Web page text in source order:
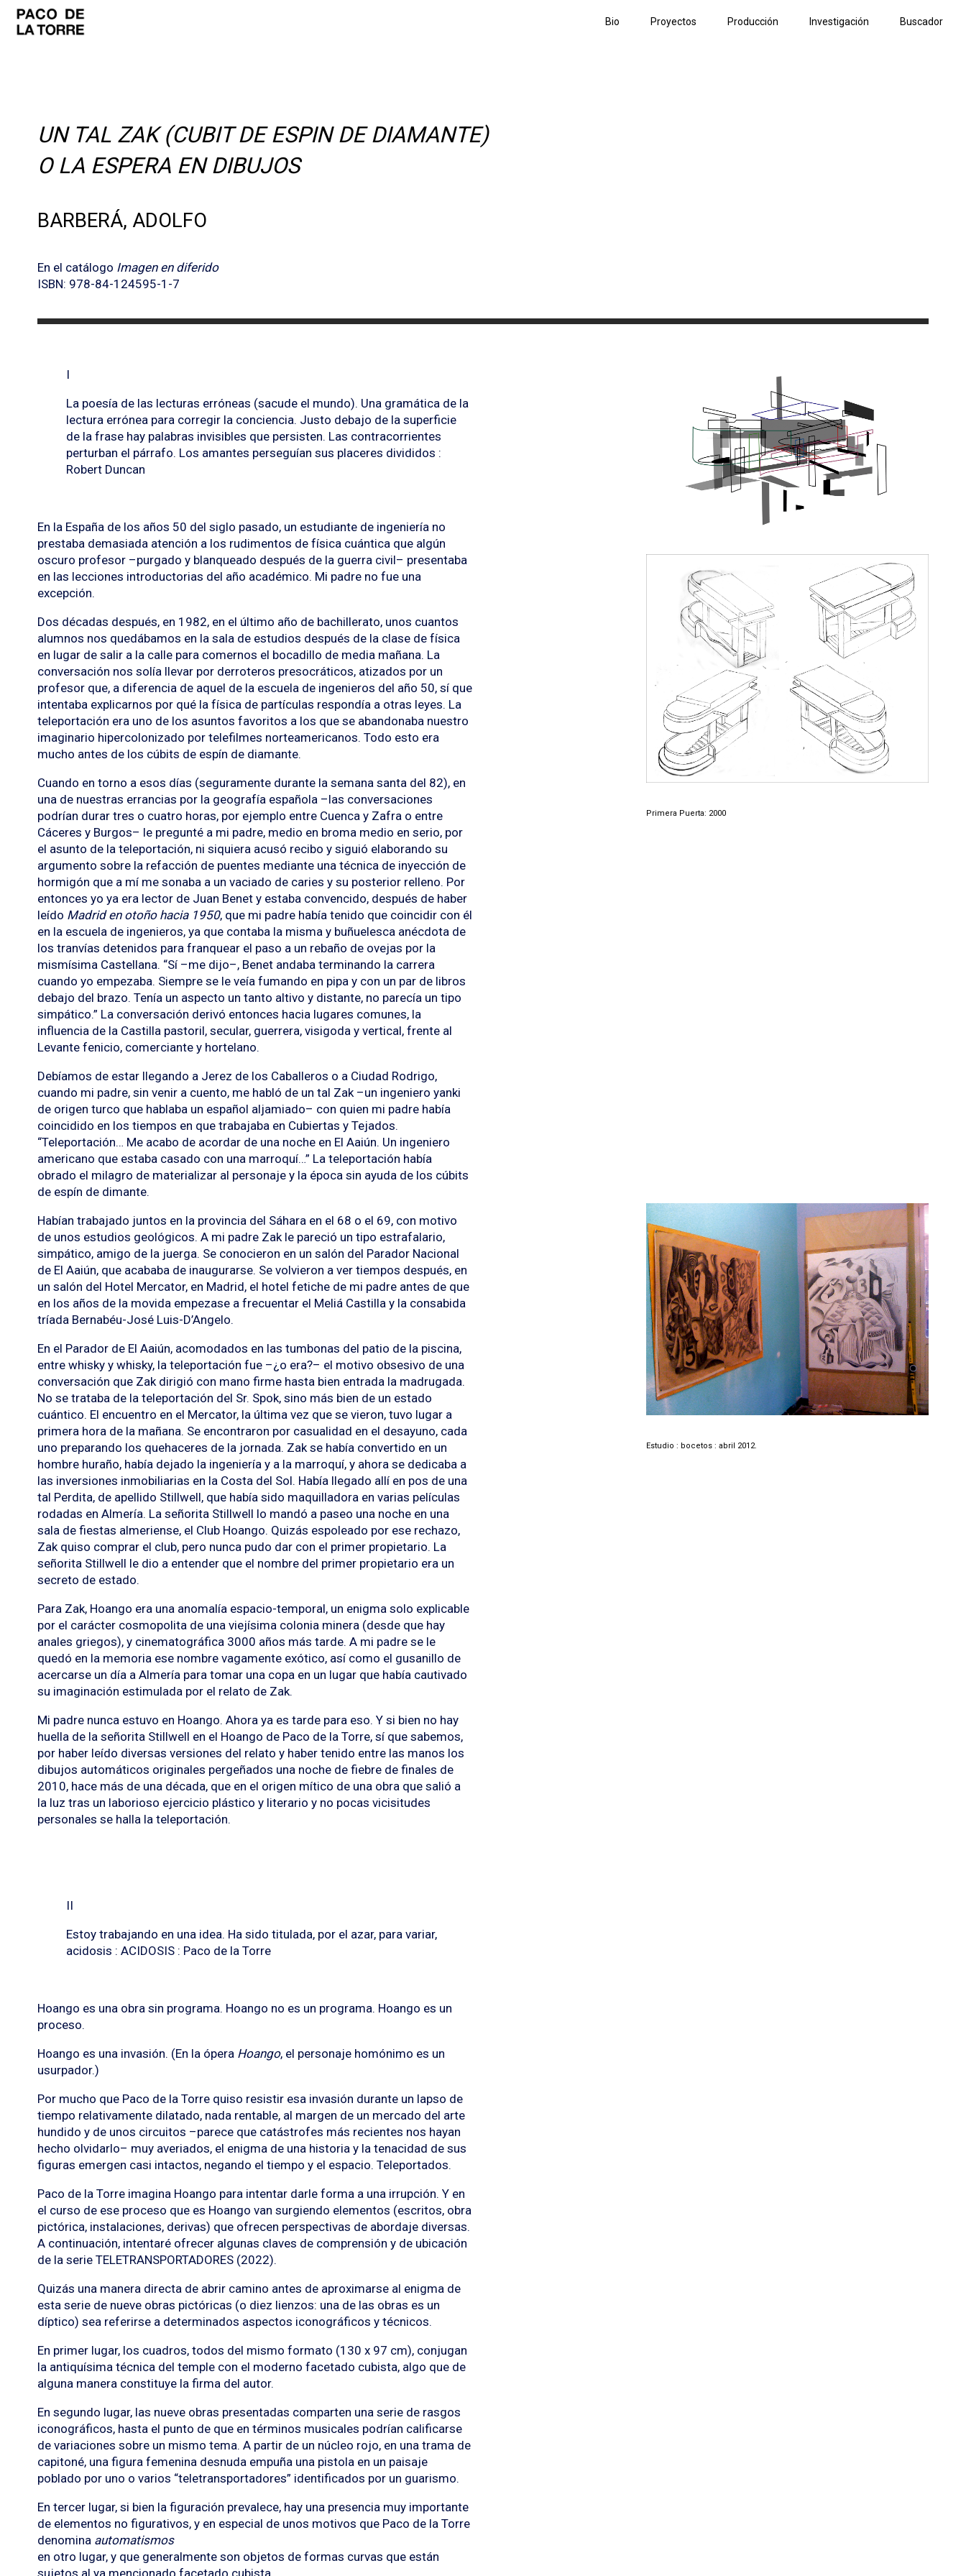
Bio Proyectos Producción Investigación Buscador
UN TAL ZAK (CUBIT DE ESPIN DE DIAMANTE)
O LA ESPERA EN DIBUJOS
BARBERÁ, ADOLFO
En el catálogo Imagen en diferido
ISBN: 978-84-124595-1-7
I
La poesía de las lecturas erróneas (sacude el mundo). Una gramática de la
lectura errónea para corregir la conciencia. Justo debajo de la superficie
de la frase hay palabras invisibles que persisten. Las contracorrientes
perturban el párrafo. Los amantes perseguían sus placeres divididos :
Robert Duncan
En la España de los años 50 del siglo pasado, un estudiante de ingeniería no
prestaba demasiada atención a los rudimentos de física cuántica que algún
oscuro profesor –purgado y blanqueado después de la guerra civil– presentaba
en las lecciones introductorias del año académico. Mi padre no fue una
excepción.
Dos décadas después, en 1982, en el último año de bachillerato, unos cuantos
alumnos nos quedábamos en la sala de estudios después de la clase de física
en lugar de salir a la calle para comernos el bocadillo de media mañana. La
conversación nos solía llevar por derroteros presocráticos, atizados por un
profesor que, a diferencia de aquel de la escuela de ingenieros del año 50, sí que
intentaba explicarnos por qué la física de partículas respondía a otras leyes. La
teleportación era uno de los asuntos favoritos a los que se abandonaba nuestro
imaginario hipercolonizado por telefilmes norteamericanos. Todo esto era
mucho antes de los cúbits de espín de diamante.
Cuando en torno a esos días (seguramente durante la semana santa del 82), en
una de nuestras errancias por la geografía española –las conversaciones
podrían durar tres o cuatro horas, por ejemplo entre Cuenca y Zafra o entre
Cáceres y Burgos– le pregunté a mi padre, medio en broma medio en serio, por
el asunto de la teleportación, ni siquiera acusó recibo y siguió elaborando su
argumento sobre la refacción de puentes mediante una técnica de inyección de
hormigón que a mí me sonaba a un vaciado de caries y su posterior relleno. Por
entonces yo ya era lector de Juan Benet y estaba convencido, después de haber
leído Madrid en otoño hacia 1950, que mi padre había tenido que coincidir con él
en la escuela de ingenieros, ya que contaba la misma y buñuelesca anécdota de
los tranvías detenidos para franquear el paso a un rebaño de ovejas por la
mismísima Castellana. “Sí –me dijo–, Benet andaba terminando la carrera
cuando yo empezaba. Siempre se le veía fumando en pipa y con un par de libros
debajo del brazo. Tenía un aspecto un tanto altivo y distante, no parecía un tipo
simpático.” La conversación derivó entonces hacia lugares comunes, la
influencia de la Castilla pastoril, secular, guerrera, visigoda y vertical, frente al
Levante fenicio, comerciante y hortelano.
Debíamos de estar llegando a Jerez de los Caballeros o a Ciudad Rodrigo,
cuando mi padre, sin venir a cuento, me habló de un tal Zak –un ingeniero yanki
de origen turco que hablaba un español aljamiado– con quien mi padre había
coincidido en los tiempos en que trabajaba en Cubiertas y Tejados.
“Teleportación… Me acabo de acordar de una noche en El Aaiún. Un ingeniero
americano que estaba casado con una marroquí…” La teleportación había
obrado el milagro de materializar al personaje y la época sin ayuda de los cúbits
de espín de dimante.
Habían trabajado juntos en la provincia del Sáhara en el 68 o el 69, con motivo
de unos estudios geológicos. A mi padre Zak le pareció un tipo estrafalario,
simpático, amigo de la juerga. Se conocieron en un salón del Parador Nacional
de El Aaiún, que acababa de inaugurarse. Se volvieron a ver tiempos después, en
un salón del Hotel Mercator, en Madrid, el hotel fetiche de mi padre antes de que
en los años de la movida empezase a frecuentar el Meliá Castilla y la consabida
tríada Bernabéu-José Luis-D’Angelo.
En el Parador de El Aaiún, acomodados en las tumbonas del patio de la piscina,
entre whisky y whisky, la teleportación fue –¿o era?– el motivo obsesivo de una
conversación que Zak dirigió con mano firme hasta bien entrada la madrugada.
No se trataba de la teleportación del Sr. Spok, sino más bien de un estado
cuántico. El encuentro en el Mercator, la última vez que se vieron, tuvo lugar a
primera hora de la mañana. Se encontraron por casualidad en el desayuno, cada
uno preparando los quehaceres de la jornada. Zak se había convertido en un
hombre huraño, había dejado la ingeniería y a la marroquí, y ahora se dedicaba a
las inversiones inmobiliarias en la Costa del Sol. Había llegado allí en pos de una
tal Perdita, de apellido Stillwell, que había sido maquilladora en varias películas
rodadas en Almería. La señorita Stillwell lo mandó a paseo una noche en una
sala de fiestas almeriense, el Club Hoango. Quizás espoleado por ese rechazo,
Zak quiso comprar el club, pero nunca pudo dar con el primer propietario. La
señorita Stillwell le dio a entender que el nombre del primer propietario era un
secreto de estado.
Para Zak, Hoango era una anomalía espacio-temporal, un enigma solo explicable
por el carácter cosmopolita de una viejísima colonia minera (desde que hay
anales griegos), y cinematográfica 3000 años más tarde. A mi padre se le
quedó en la memoria ese nombre vagamente exótico, así como el gusanillo de
acercarse un día a Almería para tomar una copa en un lugar que había cautivado
su imaginación estimulada por el relato de Zak.
Mi padre nunca estuvo en Hoango. Ahora ya es tarde para eso. Y si bien no hay
huella de la señorita Stillwell en el Hoango de Paco de la Torre, sí que sabemos,
por haber leído diversas versiones del relato y haber tenido entre las manos los
dibujos automáticos originales pergeñados una noche de fiebre de finales de
2010, hace más de una década, que en el origen mítico de una obra que salió a
la luz tras un laborioso ejercicio plástico y literario y no pocas vicisitudes
personales se halla la teleportación.
II
Estoy trabajando en una idea. Ha sido titulada, por el azar, para variar,
acidosis : ACIDOSIS : Paco de la Torre
Hoango es una obra sin programa. Hoango no es un programa. Hoango es un
proceso.
Hoango es una invasión. (En la ópera Hoango, el personaje homónimo es un
usurpador.)
Por mucho que Paco de la Torre quiso resistir esa invasión durante un lapso de
tiempo relativamente dilatado, nada rentable, al margen de un mercado del arte
hundido y de unos circuitos –parece que catástrofes más recientes nos hayan
hecho olvidarlo– muy averiados, el enigma de una historia y la tenacidad de sus
figuras emergen casi intactos, negando el tiempo y el espacio. Teleportados.
Paco de la Torre imagina Hoango para intentar darle forma a una irrupción. Y en
el curso de ese proceso que es Hoango van surgiendo elementos (escritos, obra
pictórica, instalaciones, derivas) que ofrecen perspectivas de abordaje diversas.
A continuación, intentaré ofrecer algunas claves de comprensión y de ubicación
de la serie TELETRANSPORTADORES (2022).
Quizás una manera directa de abrir camino antes de aproximarse al enigma de
esta serie de nueve obras pictóricas (o diez lienzos: una de las obras es un
díptico) sea referirse a determinados aspectos iconográficos y técnicos.
En primer lugar, los cuadros, todos del mismo formato (130 x 97 cm), conjugan
la antiquísima técnica del temple con el moderno facetado cubista, algo que de
alguna manera constituye la firma del autor.
En segundo lugar, las nueve obras presentadas comparten una serie de rasgos
iconográficos, hasta el punto de que en términos musicales podrían calificarse
de variaciones sobre un mismo tema. A partir de un núcleo rojo, en una trama de
capitoné, una figura femenina desnuda empuña una pistola en un paisaje
poblado por uno o varios “teletransportadores” identificados por un guarismo.
En tercer lugar, si bien la figuración prevalece, hay una presencia muy importante
de elementos no figurativos, y en especial de unos motivos que Paco de la Torre
denomina automatismos
en otro lugar, y que generalmente son objetos de formas curvas que están
Primera Puerta: 2000
Estudio : bocetos : abril 2012.